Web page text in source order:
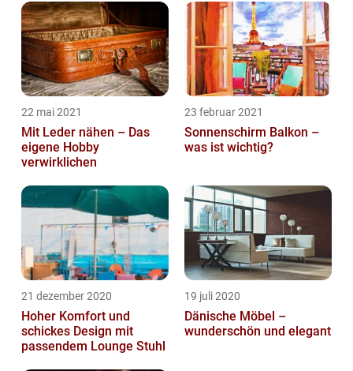
22 mai 2021
Mit Leder nähen – Das
eigene Hobby
verwirklichen
23 februar 2021
Sonnenschirm Balkon –
was ist wichtig?
21 dezember 2020
Hoher Komfort und
schickes Design mit
passendem Lounge Stuhl
19 juli 2020
Dänische Möbel –
wunderschön und elegant